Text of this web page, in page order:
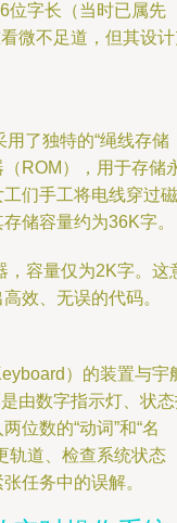
位字长（当时已属先
微不足道，但其设
了独特的“绳线存储
ROM），用于存储
们手工将电线穿过磁
储容量约为36K字。
，容量仅为2K字。这
效、无误的代码。
）的装置与宇
由数字指示灯、状
位数的“动词”和“名
轨道、检查系统状态
任务中的误解。